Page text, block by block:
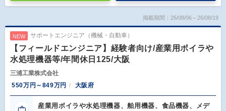
掲載期間：26/08/06～26/08/19
NEW サポートエンジニア（機械・自動車）
【フィールドエンジニア】経験者向け/産業用ボイラや
水処理機器等/年間休日125/大阪
三浦工業株式会社
550万円～849万円
大阪府
産業用ボイラや水処理機器、舶用機器、食品機器、メデ